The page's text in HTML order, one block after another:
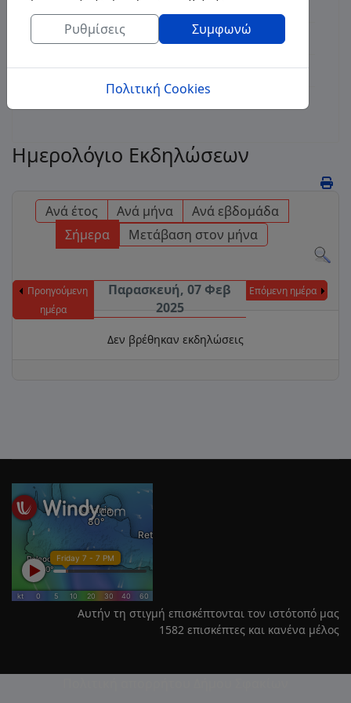
Διαγωνισμοί
Δημοτικές Επιχειρήσεις
Τοποθεσία
Ημερολόγιο Εκδηλώσεων
Ανά έτος Ανά μήνα
Ανά εβδομάδα
Σήμερα
Μετάβαση στον μήνα
Προηγούμενη
ημέρα
Παρασκευή, 07 Φεβ
2025
Επόμενη ημέρα
Δεν βρέθηκαν εκδηλώσεις
Αυτήν τη στιγμή επισκέπτονται τον ιστότοπό μας
1582 επισκέπτες και κανένα μέλος
Ρυθμίσεις Συμφωνώ
Πολιτική Cookies